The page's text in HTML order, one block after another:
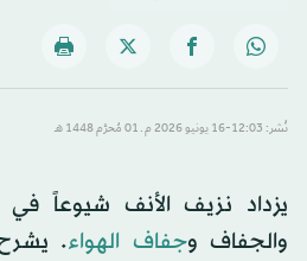
نُشر: 12:03-16 يونيو 2026 م ـ 01 مُحرَّم 1448 هـ
يزداد نزيف الأنف شيوعاً
والجفاف وجفاف الهواء. يشرح